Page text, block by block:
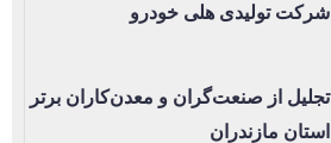
شرکت تولیدی هلی خودرو
تجلیل از صنعت‌گران و معدن‌کاران برتر
استان مازندران